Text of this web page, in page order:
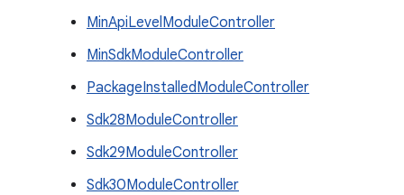
MinApiLevelModuleController
MinSdkModuleController
PackageInstalledModuleController
Sdk28ModuleController
Sdk29ModuleController
Sdk30ModuleController